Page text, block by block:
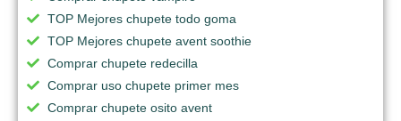
TOP Mejores chupete todo goma
TOP Mejores chupete avent soothie
Comprar chupete redecilla
Comprar uso chupete primer mes
Comprar chupete osito avent